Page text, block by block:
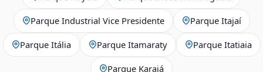
Parque Industrial Vice Presidente Parque Itajaí
Parque Itália Parque Itamaraty Parque Itatiaia
Parque Karajá